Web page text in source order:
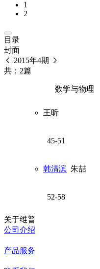
1
2
目录
封面
2015年4期
共：2篇
数学与物理
王昕
45-51
韩清滨 朱喆
52-58
关于维普
公司介绍
产品服务